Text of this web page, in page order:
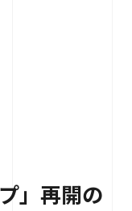
」再開の